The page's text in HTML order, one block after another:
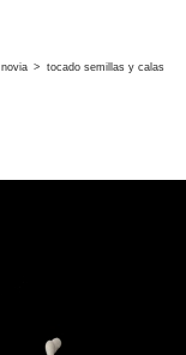
novia > tocado semillas y calas